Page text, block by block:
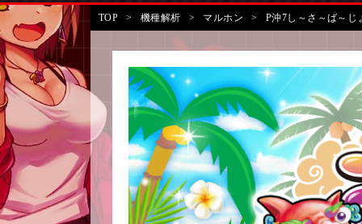
TOP > 機種解析 > マルホン > P沖7し～さ～ば～じ